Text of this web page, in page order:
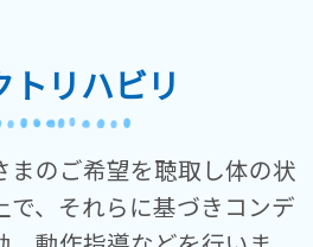
トリハビリ
まのご希望を聴取し体の状
で、それらに基づきコンデ